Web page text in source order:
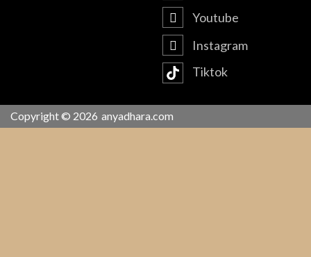
Youtube
Instagram
Tiktok
Copyright © 2026 anyadhara.com